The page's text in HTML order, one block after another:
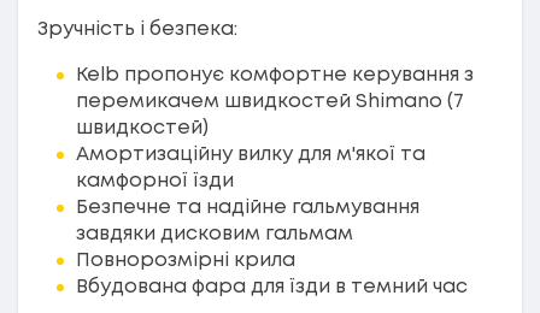
Зручність і безпека:
Kelb пропонує комфортне керування з
перемикачем швидкостей Shimano (7
швидкостей)
Амортизаційну вилку для м'якої та
камфорної їзди
Безпечне та надійне гальмування
завдяки дисковим гальмам
Повнорозмірні крила
Вбудована фара для їзди в темний час